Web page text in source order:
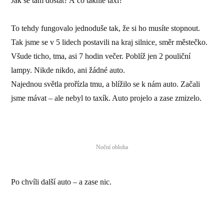
To tehdy fungovalo jednoduše tak, že si ho musíte stopnout.
Tak jsme se v 5 lidech postavili na kraj silnice, směr městečko.
Všude ticho, tma, asi 7 hodin večer. Poblíž jen 2 pouliční
lampy. Nikde nikdo, ani žádné auto.
Najednou světla prořízla tmu, a blížilo se k nám auto. Začali
jsme mávat – ale nebyl to taxík. Auto projelo a zase zmizelo.
Noční obloha
Po chvíli další auto – a zase nic.